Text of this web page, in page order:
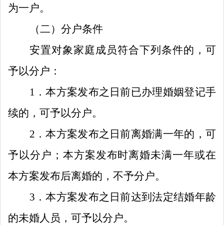
为一户。
（二） 分户条件
安置对象家庭成员符合下列条件的，可
予以分户：
1 ．本方案发布之日前已办理婚姻登记手
续的，可予以分户。
2 ．本方案发布之日前离婚满一年的，可
予以分户； 本方案发布时离婚未满一年或在
本方案发布后离婚的，不予分户。
3 ．本方案发布之日前达到法定结婚年龄
的未婚人员，可予以分户。